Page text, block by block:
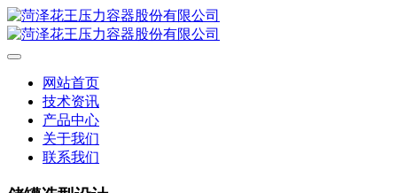
网站首页
技术资讯
产品中心
关于我们
联系我们